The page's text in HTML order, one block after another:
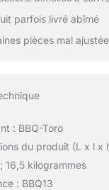
parfois livré abîmé
pièces mal
: BBQ-Toro
du produit (L x l x
16,5 kilogrammes
: BBQ13